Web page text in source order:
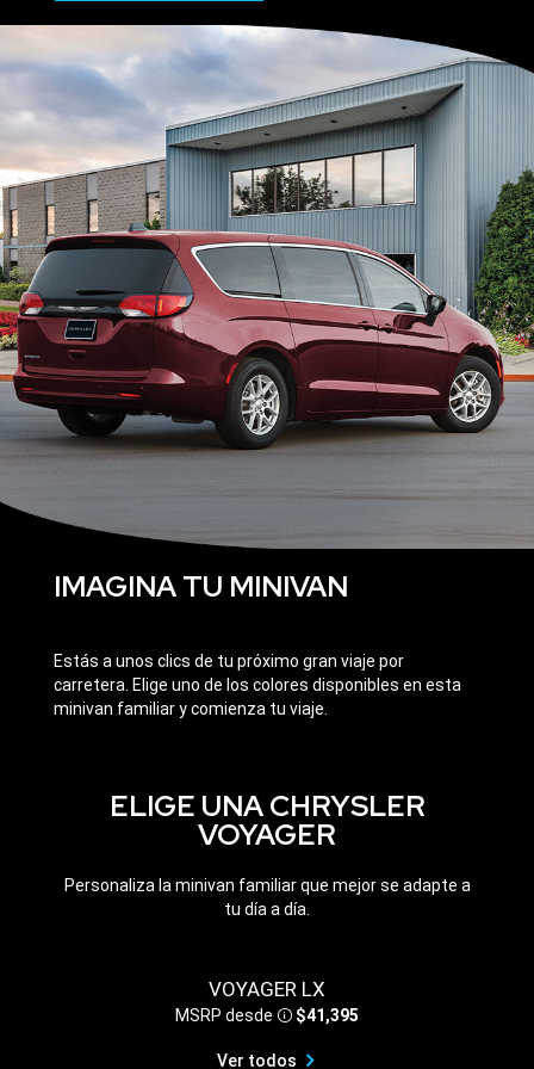
IMAGINA TU MINIVAN
Estás a unos clics de tu próximo gran viaje por
carretera. Elige uno de los colores disponibles en esta
minivan familiar y comienza tu viaje.
ELIGE UNA CHRYSLER
VOYAGER
Personaliza la minivan familiar que mejor se adapte a
tu día a día.
VOYAGER LX
MSRP desde Disclosure
$41,395
Ver todos